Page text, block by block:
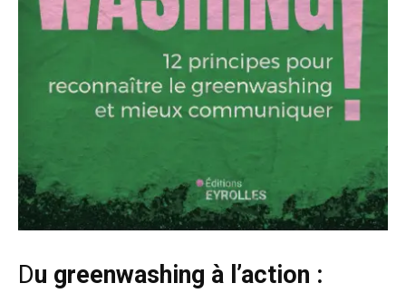
Du greenwashing à l’action :